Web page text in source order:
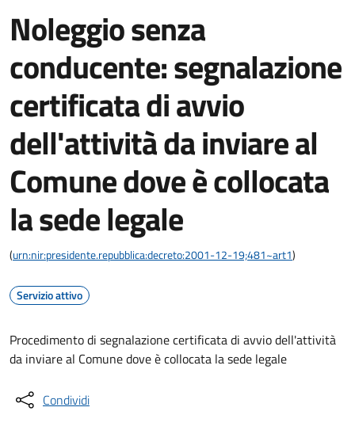
Noleggio senza
conducente: segnalazione
certificata di avvio
dell'attività da inviare al
Comune dove è collocata
la sede legale
(urn:nir:presidente.repubblica:decreto:2001-12-19;481~art1)
Servizio attivo
Procedimento di segnalazione certificata di avvio dell'attività
da inviare al Comune dove è collocata la sede legale
Condividi